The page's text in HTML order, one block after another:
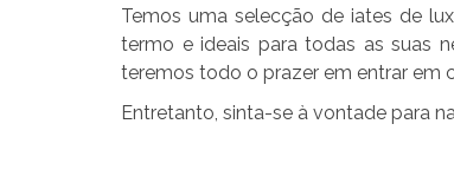
Temos uma selecção de iates de
termo e ideais para todas as suas
teremos todo o prazer em entrar em
Entretanto, sinta-se à vontade para